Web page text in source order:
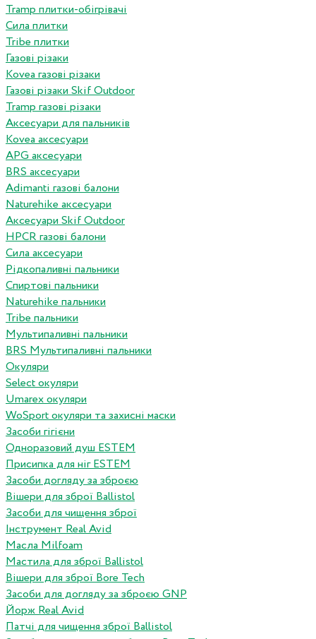
Tramp плитки-обігрівачі
Сила плитки
Tribe плитки
Газові різаки
Kovea газові різаки
Газові різаки Skif Outdoor
Tramp газові різаки
Аксесуари для пальників
Kovea аксесуари
APG аксесуари
BRS аксесуари
Adimanti газові балони
Naturehike аксесуари
Аксесуари Skif Outdoor
HPCR газові балони
Сила аксесуари
Рідкопаливні пальники
Спиртові пальники
Naturehike пальники
Tribe пальники
Мультипаливні пальники
BRS Мультипаливні пальники
Окуляри
Select окуляри
Umarex окуляри
WoSport окуляри та захисні маски
Засоби гігієни
Одноразовий душ ESTEM
Присипка для ніг ESTEM
Засоби догляду за зброєю
Вішери для зброї Ballistol
Засоби для чищення зброї
Інструмент Real Avid
Масла Milfoam
Мастила для зброї Ballistol
Вішери для зброї Bore Tech
Засоби для догляду за зброєю GNP
Йорж Real Avid
Патчі для чищення зброї Ballistol